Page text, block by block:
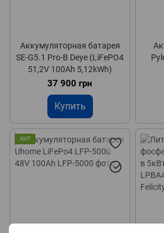
Аккумуляторная батарея
SE-G5.1 Pro-B Deye (LiFePO4
51,2V 100Ah 5,12kWh)
37 900 грн
Купить
ХИТ